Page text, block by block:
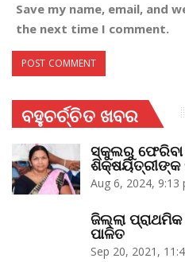
Save my name, email, and
the next time I comment.
ବହୁଚର୍ଚ୍ଚିତ ଖବର
ସ୍କୁଲରୁ ଫେରିବା
ଶିକ୍ଷୟିତ୍ରୀଙ୍କ
Aug 6, 2024, 9:13
ଜିଲ୍ଲା
ପାଳିତ
Sep 20, 2021,